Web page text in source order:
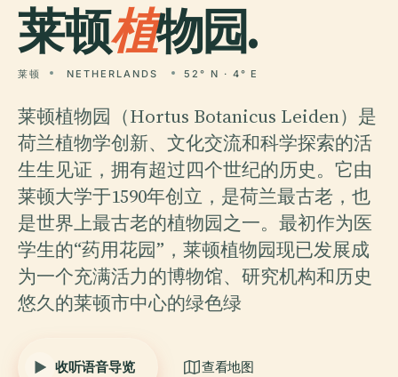
莱顿植物园.
莱顿 NETHERLANDS 52° N · 4° E
莱顿植物园（Hortus Botanicus Leiden）是
荷兰植物学创新、文化交流和科学探索的活
生生见证，拥有超过四个世纪的历史。它由
莱顿大学于1590年创立，是荷兰最古老，也
是世界上最古老的植物园之一。最初作为医
学生的“药用花园”，莱顿植物园现已发展成
为一个充满活力的博物馆、研究机构和历史
悠久的莱顿市中心的绿色绿
收听语音导览 查看地图